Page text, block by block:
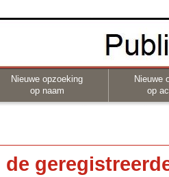
Nieuwe opzoeking
op naam
Nieuwe
op
de